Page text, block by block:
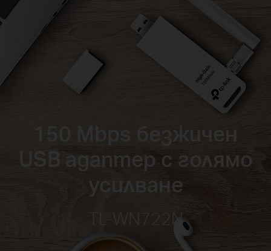
150 Mbps безжичен
USB адаптер с голямо
усилване
TL-WN722N